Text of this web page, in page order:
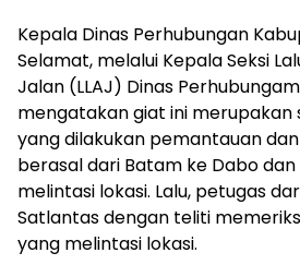
Kepala Dinas Perhubungan
Selamat, melalui Kepala Seksi
Jalan (LLAJ) Dinas
mengatakan giat ini merupakan
yang dilakukan pemantauan
berasal dari Batam ke Dabo
melintasi lokasi. Lalu, petugas
Satlantas dengan teliti
yang melintasi lokasi.